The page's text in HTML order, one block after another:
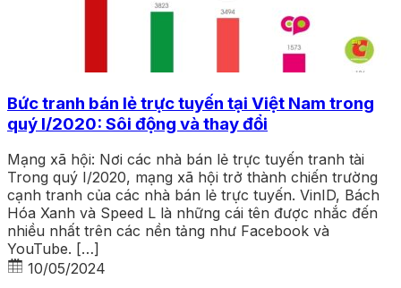
Bức tranh bán lẻ trực tuyến tại Việt Nam trong
quý I/2020: Sôi động và thay đổi
Mạng xã hội: Nơi các nhà bán lẻ trực tuyến tranh tài
Trong quý I/2020, mạng xã hội trở thành chiến trường
cạnh tranh của các nhà bán lẻ trực tuyến. VinID, Bách
Hóa Xanh và Speed L là những cái tên được nhắc đến
nhiều nhất trên các nền tảng như Facebook và
YouTube. […]
10/05/2024